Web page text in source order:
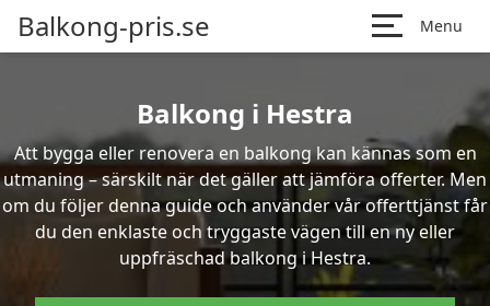
Balkong-pris.se Menu
Balkong i Hestra
Att bygga eller renovera en balkong kan kännas som en
utmaning – särskilt när det gäller att jämföra offerter. Men
om du följer denna guide och använder vår offerttjänst får
du den enklaste och tryggaste vägen till en ny eller
uppfräschad balkong i Hestra.